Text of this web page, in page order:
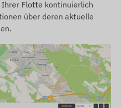
und Bilder auf der
aktualisieren und deren
sich das Recht
oder
Ankündigung zu
kann das tatsächliche
geringfügig von den
Ihrer Flotte kontinuierlich
über deren aktuelle